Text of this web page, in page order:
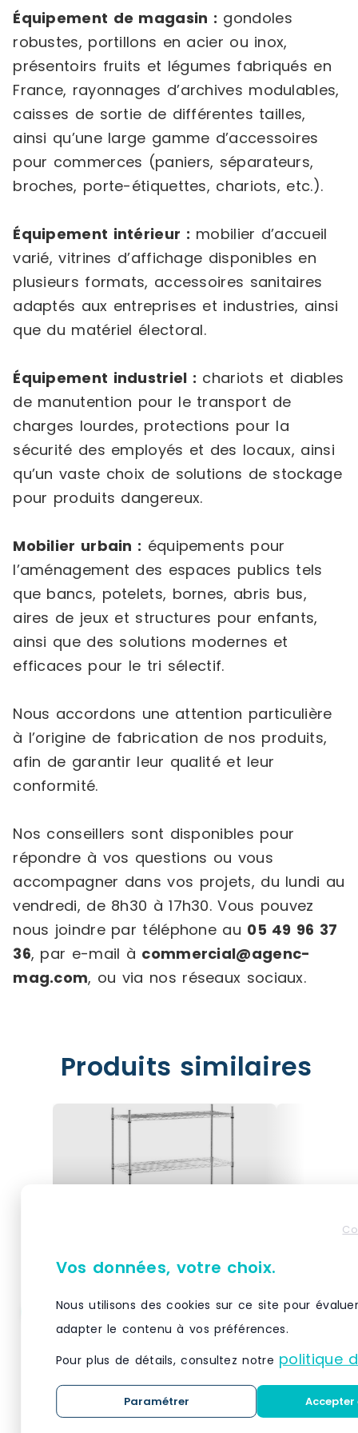
Équipement de magasin : gondoles
robustes, portillons en acier ou inox,
présentoirs fruits et légumes fabriqués en
France, rayonnages d’archives modulables,
caisses de sortie de différentes tailles,
ainsi qu’une large gamme d’accessoires
pour commerces (paniers, séparateurs,
broches, porte-étiquettes, chariots, etc.).
Équipement intérieur : mobilier d’accueil
varié, vitrines d’affichage disponibles en
plusieurs formats, accessoires sanitaires
adaptés aux entreprises et industries, ainsi
que du matériel électoral.
Équipement industriel : chariots et diables
de manutention pour le transport de
charges lourdes, protections pour la
sécurité des employés et des locaux, ainsi
qu’un vaste choix de solutions de stockage
pour produits dangereux.
Mobilier urbain : équipements pour
l’aménagement des espaces publics tels
que bancs, potelets, bornes, abris bus,
aires de jeux et structures pour enfants,
ainsi que des solutions modernes et
efficaces pour le tri sélectif.
Nous accordons une attention particulière
à l’origine de fabrication de nos produits,
afin de garantir leur qualité et leur
conformité.
Nos conseillers sont disponibles pour
répondre à vos questions ou vous
accompagner dans vos projets, du lundi au
vendredi, de 8h30 à 17h30. Vous pouvez
nous joindre par téléphone au 05 49 96 37
36, par e-mail à commercial@agenc-
mag.com, ou via nos réseaux sociaux.
Produits similaires
Helloshop26 – Étagère
métallique chromée
professionnel – 35 x 90 x
– métal 3000187158980
Matériau(x) Métal chromé,
plastiqueNombre de
tablettes4Capacité de charge
– métal
Matériau(x)
Vos données, votre choix.
Nous utilisons des cookies sur ce site pour
adapter le contenu à vos préférences.
Pour plus de détails, consultez notre politique
Paramétrer